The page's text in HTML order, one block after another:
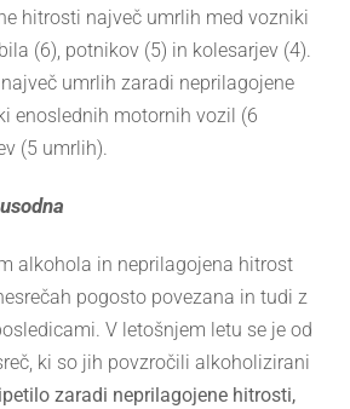
hitrosti največ umrlih med vozniki
(6), potnikov (5) in kolesarjev (4).
umrlih zaradi neprilagojene
enoslednih motornih vozil (6
(5 umrlih).
alkohola in neprilagojena hitrost
pogosto povezana in tudi z
V letošnjem letu se je od
ki so jih povzročili alkoholizirani
zaradi neprilagojene hitrosti,